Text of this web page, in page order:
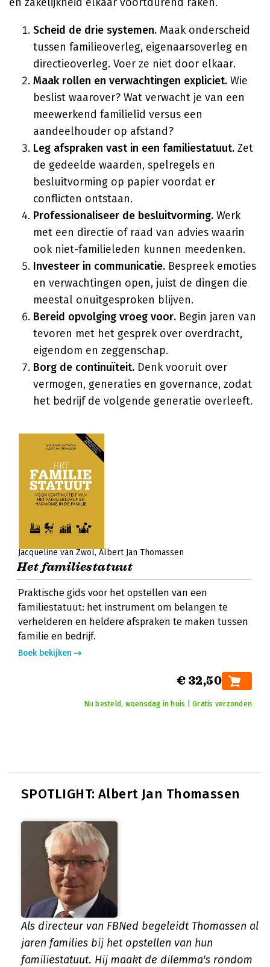
Scheid de drie systemen. Maak onderscheid
tussen familieoverleg, eigenaarsoverleg en
directieoverleg. Voer ze niet door elkaar.
Maak rollen en verwachtingen expliciet. Wie
beslist waarover? Wat verwacht je van een
meewerkend familielid versus een
aandeelhouder op afstand?
Leg afspraken vast in een familiestatuut. Zet
de gedeelde waarden, spelregels en
besluitvorming op papier voordat er
conflicten ontstaan.
Professionaliseer de besluitvorming. Werk
met een directie of raad van advies waarin
ook niet-familieleden kunnen meedenken.
Investeer in communicatie. Bespreek emoties
en verwachtingen open, juist de dingen die
meestal onuitgesproken blijven.
Bereid opvolging vroeg voor. Begin jaren van
tevoren met het gesprek over overdracht,
eigendom en zeggenschap.
Borg de continuïteit. Denk vooruit over
vermogen, generaties en governance, zodat
het bedrijf de volgende generatie overleeft.
Jacqueline van Zwol Albert Jan Thomassen
Het familiestatuut
Praktische gids voor het opstellen van een
familiestatuut: het instrument om belangen te
verhelderen en heldere afspraken te maken tussen
familie en bedrijf.
Boek bekijken
€ 32,50
Nu besteld, woensdag in huis | Gratis verzonden
SPOTLIGHT: Albert Jan Thomassen
Als directeur van FBNed begeleidt Thomassen al
jaren families bij het opstellen van hun
familiestatuut. Hij maakt de dilemma's rondom